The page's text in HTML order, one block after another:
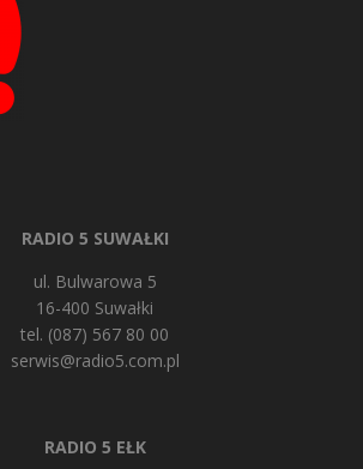
RADIO 5 SUWAŁKI
ul. Bulwarowa 5
16-400 Suwałki
tel. (087) 567 80 00
serwis@radio5.com.pl
RADIO 5 EŁK